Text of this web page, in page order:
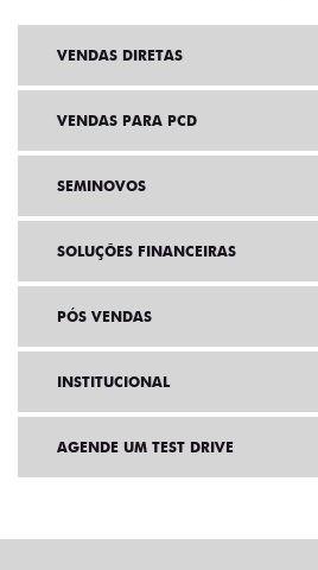
VENDAS DIRETAS
VENDAS PARA PCD
SEMINOVOS
SOLUÇÕES FINANCEIRAS
PÓS VENDAS
INSTITUCIONAL
AGENDE UM TEST DRIVE